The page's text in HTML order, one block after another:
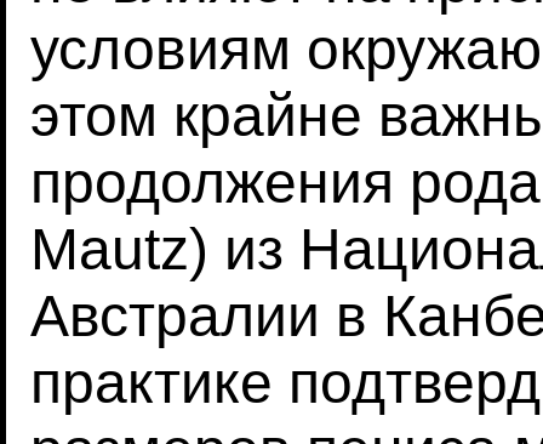
условиям
этом крайне
продолжения
Mautz) из
Австралии в
практике